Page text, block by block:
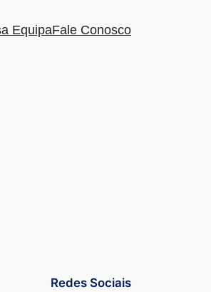
EquipaFale Conosco
Redes Sociais